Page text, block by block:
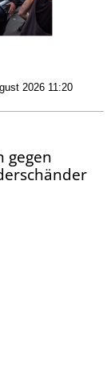
2026 11:20
gegen